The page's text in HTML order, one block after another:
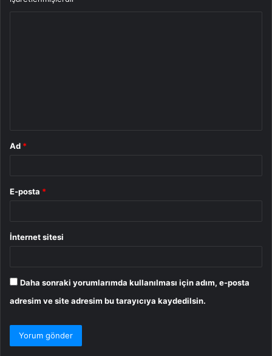
Ad *
E-posta *
İnternet sitesi
Daha sonraki yorumlarımda kullanılması için adım, e-posta
adresim ve site adresim bu tarayıcıya kaydedilsin.